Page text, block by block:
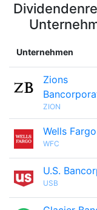
Unternehmen
Zions
ZION
Wells Fargo
WFC
U.S.
USB